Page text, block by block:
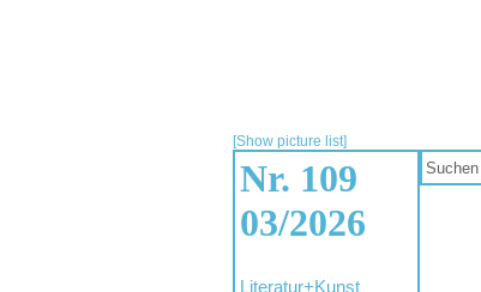
[Show picture list]
Nr. 109
03/2026
Literatur+Kunst